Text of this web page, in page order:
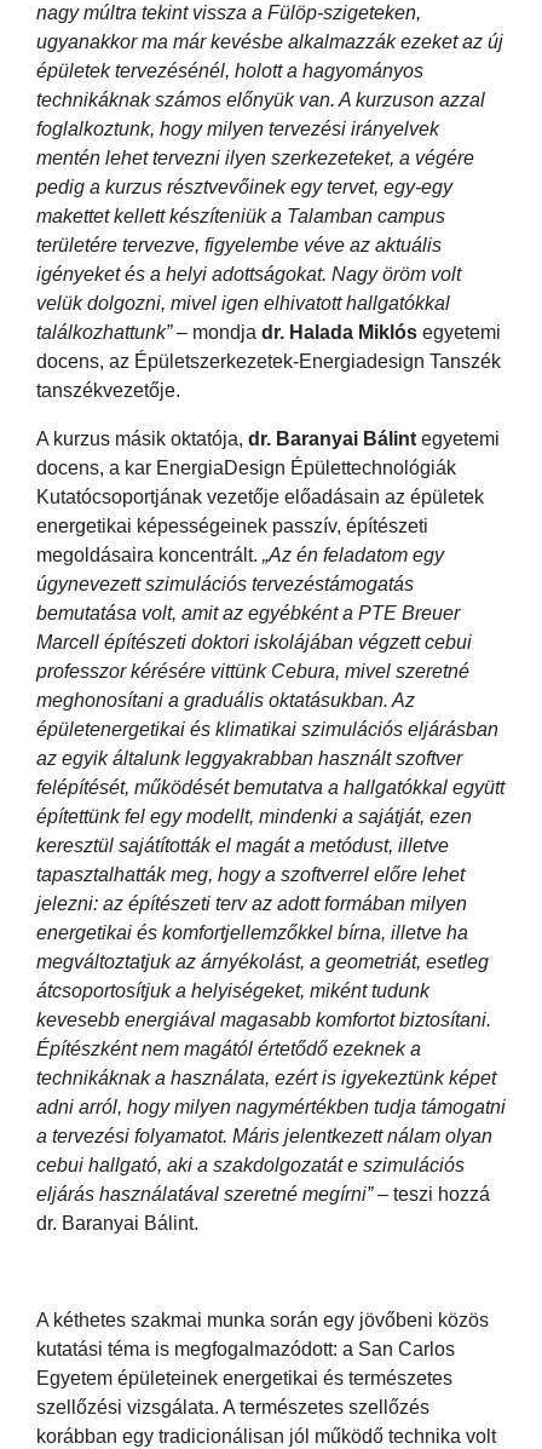
nagy múltra tekint vissza a Fülöp-szigeteken,
ugyanakkor ma már kevésbe alkalmazzák ezeket az új
épületek tervezésénél, holott a hagyományos
technikáknak számos előnyük van. A kurzuson azzal
foglalkoztunk, hogy milyen tervezési irányelvek
mentén lehet tervezni ilyen szerkezeteket, a végére
pedig a kurzus résztvevőinek egy tervet, egy-egy
makettet kellett készíteniük a Talamban campus
területére tervezve, figyelembe véve az aktuális
igényeket és a helyi adottságokat. Nagy öröm volt
velük dolgozni, mivel igen elhivatott hallgatókkal
találkozhattunk”– mondja dr. Halada Miklós egyetemi
docens, az Épületszerkezetek-Energiadesign Tanszék
tanszékvezetője.
A kurzus másik oktatója, dr. Baranyai Bálint egyetemi
docens, a kar EnergiaDesign Épülettechnológiák
Kutatócsoportjának vezetője előadásain az épületek
energetikai képességeinek passzív, építészeti
megoldásaira koncentrált. „Az én feladatom egy
úgynevezett szimulációs tervezéstámogatás
bemutatása volt, amit az egyébként a PTE Breuer
Marcell építészeti doktori iskolájában végzett cebui
professzor kérésére vittünk Cebura, mivel szeretné
meghonosítani a graduális oktatásukban. Az
épületenergetikai és klimatikai szimulációs eljárásban
az egyik általunk leggyakrabban használt szoftver
felépítését, működését bemutatva a hallgatókkal együtt
építettünk fel egy modellt, mindenki a sajátját, ezen
keresztül sajátították el magát a metódust, illetve
tapasztalhatták meg, hogy a szoftverrel előre lehet
jelezni: az építészeti terv az adott formában milyen
energetikai és komfortjellemzőkkel bírna, illetve ha
megváltoztatjuk az árnyékolást, a geometriát, esetleg
átcsoportosítjuk a helyiségeket, miként tudunk
kevesebb energiával magasabb komfortot biztosítani.
Építészként nem magától értetődő ezeknek a
technikáknak a használata, ezért is igyekeztünk képet
adni arról, hogy milyen nagymértékben tudja támogatni
a tervezési folyamatot. Máris jelentkezett nálam olyan
cebui hallgató, aki a szakdolgozatát e szimulációs
eljárás használatával szeretné megírni”– teszi hozzá
dr. Baranyai Bálint.
A kéthetes szakmai munka során egy jövőbeni közös
kutatási téma is megfogalmazódott: a San Carlos
Egyetem épületeinek energetikai és természetes
szellőzési vizsgálata. A természetes szellőzés
korábban egy tradicionálisan jól működő technika volt